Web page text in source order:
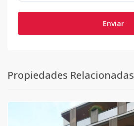
Enviar
Propiedades Relacionadas